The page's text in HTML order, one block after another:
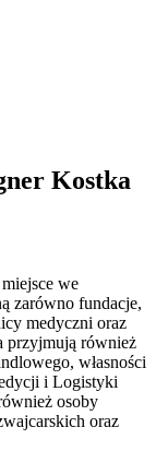
Kostka
we
zarówno fundacje,
medyczni oraz
przyjmują również
własności
i Logistyki
osoby
oraz